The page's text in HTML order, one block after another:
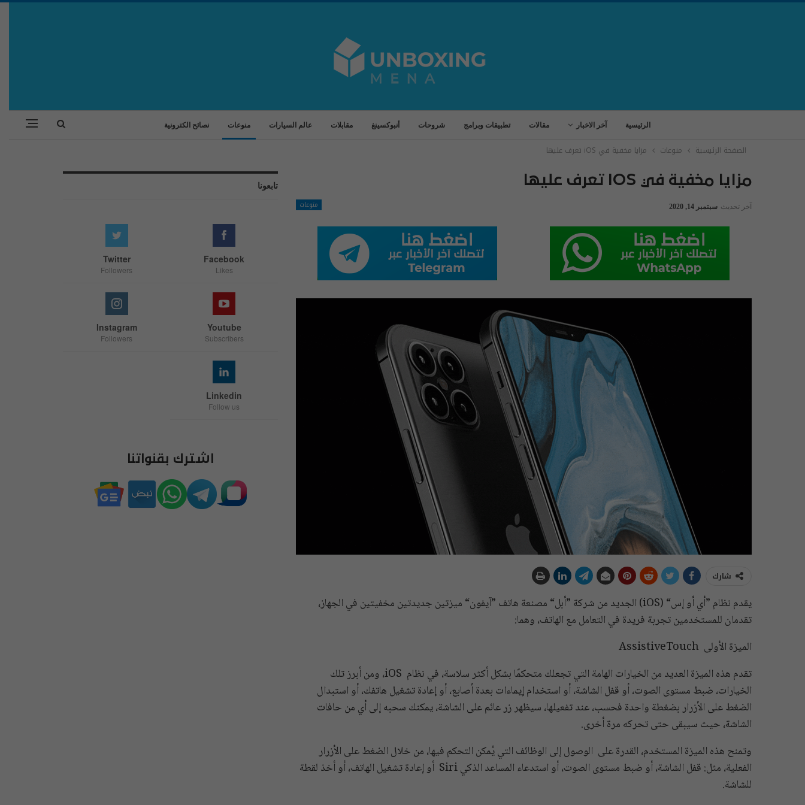
الرئيسية آخر الاخبار مقالات تطبيقات وبرامج شروحات أنبوكسينغ مقابلات عالم السيارات منوعات نصائح الكترونية
الصفحة الرئيسية منوعات مزايا مخفية في iOS تعرف عليها
مزايا مخفية في IOS تعرف عليها
منوعات آخر تحديث سبتمبر 14, 2020
شارك
يقدم نظام ”أي أو إس“ (iOS) الجديد من شركة ”أبل“ مصنعة هاتف ”آيفون“ ميزتين جديدتين مخفيتين في الجهاز،
تقدمان للمستخدمين تجربة فريدة في التعامل مع الهاتف، وهما:
الميزة الأولى AssistiveTouch
تقدم هذه الميزة العديد من الخيارات الهامة التي تجعلك متحكمًا بشكل أكثر سلاسة، في نظام iOS، ومن أبرز تلك
الخيارات، ضبط مستوى الصوت، أو قفل الشاشة، أو استخدام إيماءات بعدة أصابع، أو إعادة تشغيل هاتفك، أو استبدال
الضغط على الأزرار بضغطة واحدة فحسب، عند تفعيلها، سيظهر زر عائم على الشاشة، يمكنك سحبه إلى أي من حافات
الشاشة، حيث سيبقى حتى تحركه مرة أخرى.
وتمنح هذه الميزة المستخدم، القدرة على الوصول إلى الوظائف التي يُمكن التحكم فيها، من خلال الضغط على الأزرار
الفعلية، مثل: قفل الشاشة، أو ضبط مستوى الصوت، أو استدعاء المساعد الذكي Siri أو إعادة تشغيل الهاتف، أو أخذ لقطة
للشاشة.
تابعونا
Facebook
Likes
Twitter
Followers
Youtube
Subscribers
Instagram
Followers
Linkedin
Follow us
اشترك بقنواتنا